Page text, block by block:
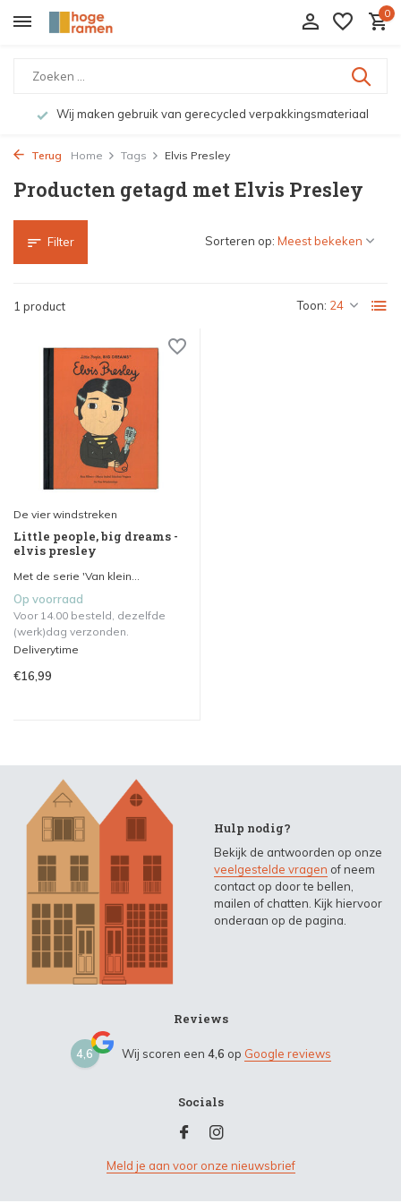
0
Wij maken gebruik van gerecycled verpakkingsmateriaal
Terug Home Tags Elvis Presley
Producten getagd met Elvis Presley
Filter
1 product Toon:
Sorteren op:
De vier windstreken
Little people, big dreams -
elvis presley
Met de serie 'Van klein...
Op voorraad
Voor 14.00 besteld, dezelfde
(werk)dag verzonden.
Deliverytime
€16,99
Hulp nodig?
Bekijk de antwoorden op onze
veelgestelde vragen of neem
contact op door te bellen,
mailen of chatten. Kijk hiervoor
onderaan op de pagina.
Reviews
4,6 Wij scoren een 4,6 op Google reviews
Socials
Meld je aan voor onze nieuwsbrief